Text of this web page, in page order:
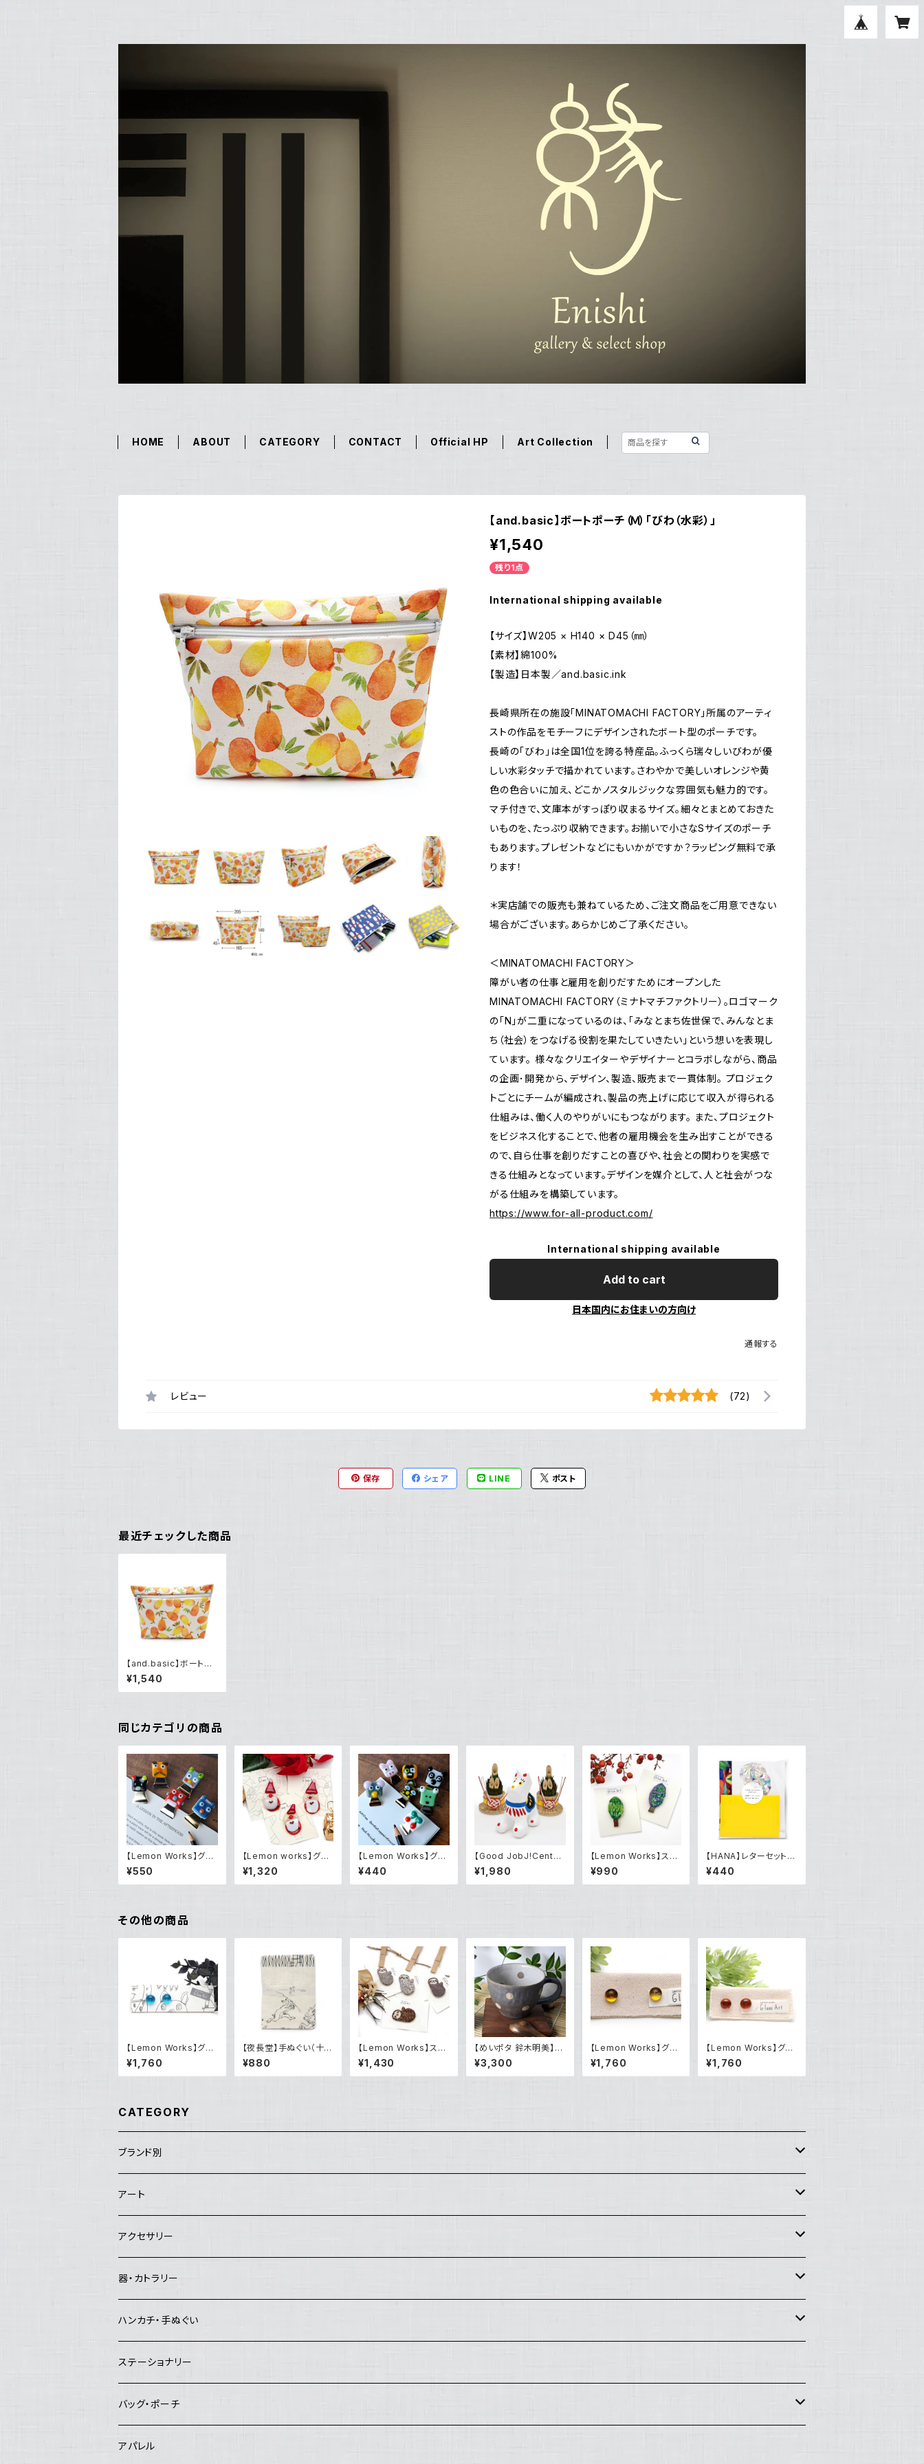
HOME ABOUT CATEGORY CONTACT Official HP Art Collection
【and.basic】ボートポーチ（Ｍ）「びわ（水彩）」
¥1,540
残り1点
International shipping available
【サイズ】W205 × H140 × D45（㎜）
【素材】綿100%
【製造】日本製／and.basic.ink
長崎県所在の施設「MINATOMACHI FACTORY」所属のアーティ
ストの作品をモチーフにデザインされたボート型のポーチです。
長崎の「びわ」は全国1位を誇る特産品。ふっくら瑞々しいびわが優
しい水彩タッチで描かれています。さわやかで美しいオレンジや黄
色の色合いに加え、どこかノスタルジックな雰囲気も魅力的です。
マチ付きで、文庫本がすっぽり収まるサイズ。細々とまとめておきた
いものを、たっぷり収納できます。お揃いで小さなSサイズのポーチ
もあります。プレゼントなどにもいかがですか？ラッピング無料で承
ります！
＊実店舗での販売も兼ねているため、ご注文商品をご用意できない
場合がございます。あらかじめご了承ください。
＜MINATOMACHI FACTORY＞
障がい者の仕事と雇用を創りだすためにオープンした
MINATOMACHI FACTORY（ミナトマチファクトリー）。ロゴマーク
の「N」が二重になっているのは、「みなとまち佐世保で、みんなとま
ち（社会）をつなげる役割を果たしていきたい」という想いを表現し
ています。 様々なクリエイターやデザイナーとコラボしながら、商品
の企画･開発から、デザイン、製造、販売まで一貫体制。 プロジェク
トごとにチームが編成され、製品の売上げに応じて収入が得られる
仕組みは、働く人のやりがいにもつながります。 また、プロジェクト
をビジネス化することで、他者の雇用機会を生み出すことができる
ので、自ら仕事を創りだすことの喜びや、社会との関わりを実感で
きる仕組みとなっています。デザインを媒介として、人と社会がつな
がる仕組みを構築しています。
https://www.for-all-product.com/
International shipping available
Add to cart
日本国内にお住まいの方向け
通報する
レビュー (72)
保存 シェア LINE ポスト
最近チェックした商品
【and.basic】ボートポ
ーチ（Ｍ）「びわ（水彩）」
¥1,540
同じカテゴリの商品
【Lemon Works】グラ
スアート クリップ（大）
¥550
【Lemon works】グラ
スアート サンタのブロ
ーチ
¥1,320
【Lemon Works】グラ
スアート クリップ（小）
¥440
【Good JobJ!Center
KASHIBA】2025年干
支飾り「午」（張り子）
¥1,980
【Lemon Works】ステ
ッチアート ふわもこブ
ローチ（Tree）
¥990
【HANA】レターセット a
E.T.プロジェクト「カン・
ジュンヨン×山村 晃弘
『アマゾンの山村ヒョン』
¥440
その他の商品
【Lemon Works】グラ
スアート ボールピアス
（Blue）
¥1,760
【夜長堂】手ぬぐい（十人
兎色～鳥獣人物戯画
～）
¥880
【Lemon Works】ステ
ッチアート ふわもこブ
ローチ（ナマケモノ ）
¥1,430
【めいポタ 鈴木明美】コ
ーヒーカップ『水玉』
¥3,300
【Lemon Works】グラ
スアート ボールピアス
（Yellow gold）
¥1,760
【Lemon Works】グラ
スアート ボールピアス（
Blood orange）
¥1,760
CATEGORY
ブランド別
アートセンターHANA
Good job!center
Lemon Works
and.Basic
夜長堂
工房まる
はんぷ工房 結
アート
エイブルアート
その他のアート
アクセサリー
ピアス
イヤリング
リング
ブローチ
ヘアピン
器・カトラリー
マグカップ・コーヒーカップ・湯飲み
急須・ポット
お茶碗
お皿
ハンカチ・手ぬぐい
ハンカチ
手ぬぐい
ステーショナリー
バッグ・ポーチ
バッグ
アパレル